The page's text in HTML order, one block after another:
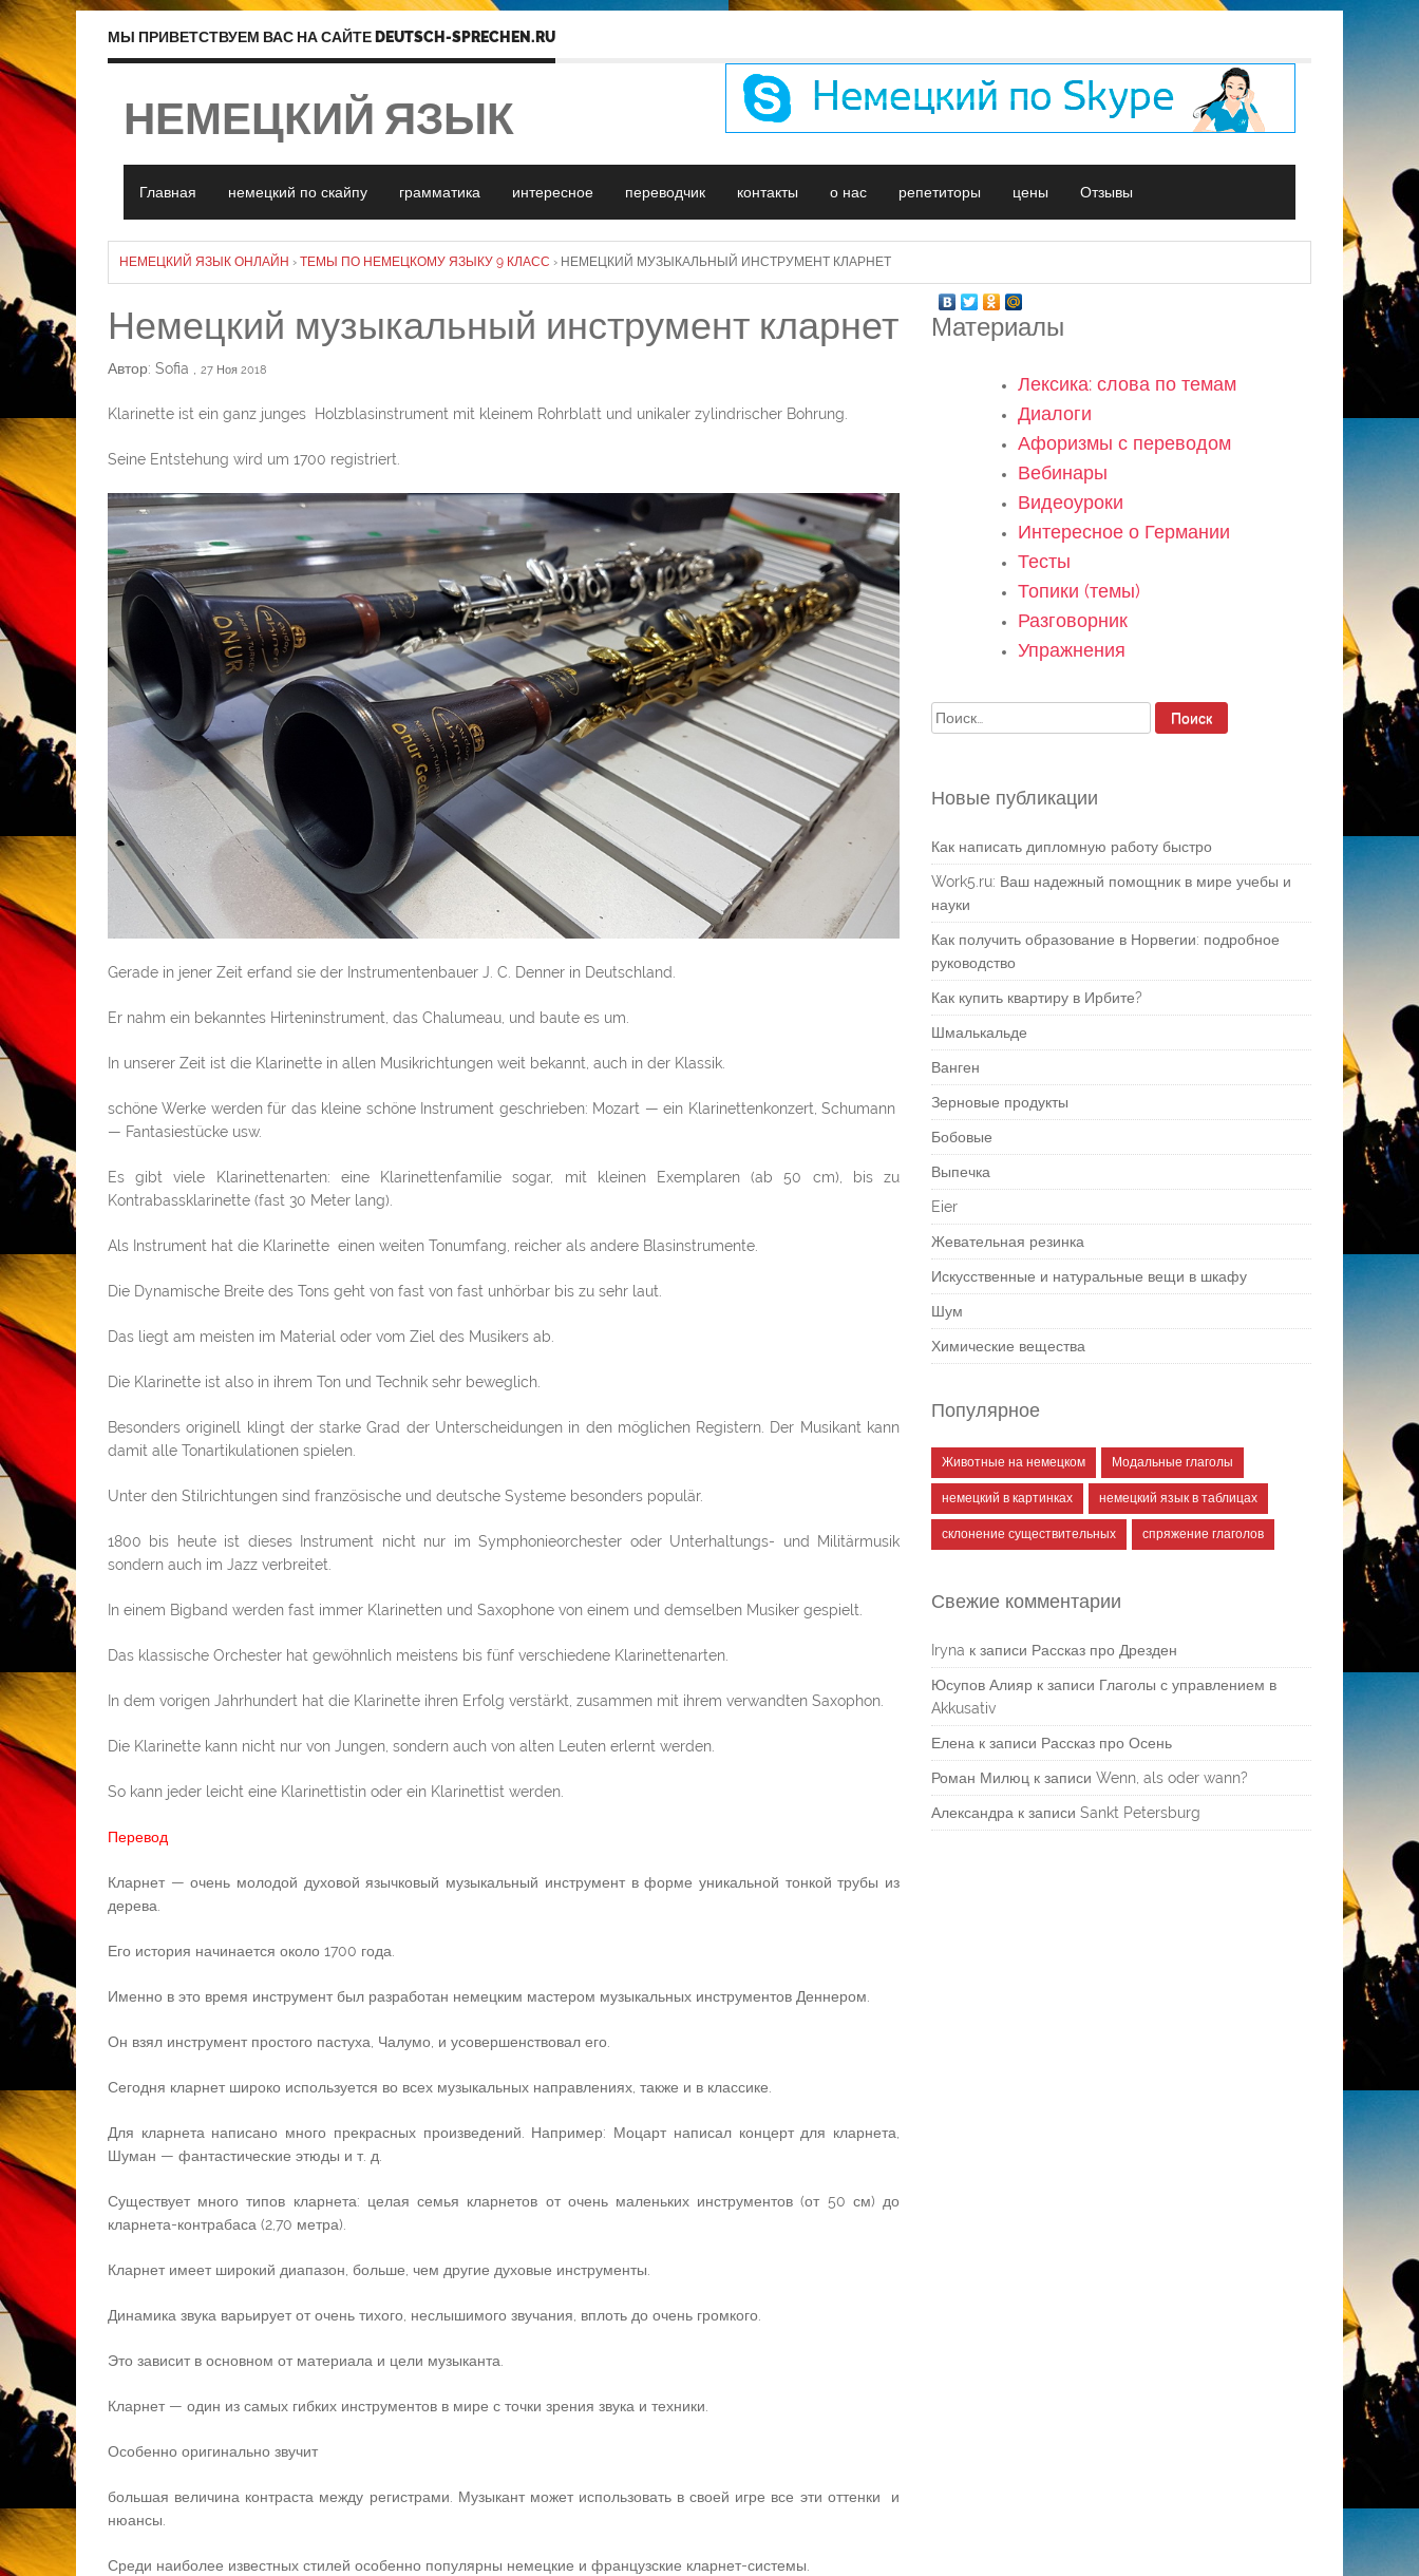
МЫ ПРИВЕТСТВУЕМ ВАС НА САЙТЕ DEUTSCH-SPRECHEN.RU
НЕМЕЦКИЙ ЯЗЫК
Главная немецкий по скайпу грамматика интересное переводчик контакты о нас репетиторы цены Отзывы
НЕМЕЦКИЙ ЯЗЫК ОНЛАЙН › ТЕМЫ ПО НЕМЕЦКОМУ ЯЗЫКУ 9 КЛАСС › НЕМЕЦКИЙ МУЗЫКАЛЬНЫЙ ИНСТРУМЕНТ КЛАРНЕТ
Немецкий музыкальный инструмент кларнет
Автор: Sofia 27 Ноя 2018
Klarinette ist ein ganz junges Holzblasinstrument mit kleinem Rohrblatt und unikaler zylindrischer Bohrung.
Seine Entstehung wird um 1700 registriert.
Gerade in jener Zeit erfand sie der Instrumentenbauer J. C. Denner in Deutschland.
Er nahm ein bekanntes Hirteninstrument, das Chalumeau, und baute es um.
In unserer Zeit ist die Klarinette in allen Musikrichtungen weit bekannt, auch in der Klassik.
schöne Werke werden für das kleine schöne Instrument geschrieben: Mozart — ein Klarinettenkonzert, Schumann
— Fantasiestücke usw.
Es gibt viele Klarinettenarten: eine Klarinettenfamilie sogar, mit kleinen Exemplaren (ab 50 cm), bis zu
Kontrabassklarinette (fast 30 Meter lang).
Als Instrument hat die Klarinette einen weiten Tonumfang, reicher als andere Blasinstrumente.
Die Dynamische Breite des Tons geht von fast von fast unhörbar bis zu sehr laut.
Das liegt am meisten im Material oder vom Ziel des Musikers ab.
Die Klarinette ist also in ihrem Ton und Technik sehr beweglich.
Besonders originell klingt der starke Grad der Unterscheidungen in den möglichen Registern. Der Musikant kann
damit alle Tonartikulationen spielen.
Unter den Stilrichtungen sind französische und deutsche Systeme besonders populär.
1800 bis heute ist dieses Instrument nicht nur im Symphonieorchester oder Unterhaltungs- und Militärmusik
sondern auch im Jazz verbreitet.
In einem Bigband werden fast immer Klarinetten und Saxophone von einem und demselben Musiker gespielt.
Das klassische Orchester hat gewöhnlich meistens bis fünf verschiedene Klarinettenarten.
In dem vorigen Jahrhundert hat die Klarinette ihren Erfolg verstärkt, zusammen mit ihrem verwandten Saxophon.
Die Klarinette kann nicht nur von Jungen, sondern auch von alten Leuten erlernt werden.
So kann jeder leicht eine Klarinettistin oder ein Klarinettist werden.
Перевод
Кларнет — очень молодой духовой язычковый музыкальный инструмент в форме уникальной тонкой трубы из
дерева.
Его история начинается около 1700 года.
Именно в это время инструмент был разработан немецким мастером музыкальных инструментов Деннером.
Он взял инструмент простого пастуха, Чалумо, и усовершенствовал его.
Сегодня кларнет широко используется во всех музыкальных направлениях, также и в классике.
Для кларнета написано много прекрасных произведений. Например: Моцарт написал концерт для кларнета,
Шуман — фантастические этюды и т. д.
Существует много типов кларнета: целая семья кларнетов от очень маленьких инструментов (от 50 см) до
кларнета-контрабаса (2,70 метра).
Кларнет имеет широкий диапазон, больше, чем другие духовые инструменты.
Динамика звука варьирует от очень тихого, неслышимого звучания, вплоть до очень громкого.
Это зависит в основном от материала и цели музыканта.
Кларнет — один из самых гибких инструментов в мире с точки зрения звука и техники.
Особенно оригинально звучит
большая величина контраста между регистрами. Музыкант может использовать в своей игре все эти оттенки и
нюансы.
Среди наиболее известных стилей особенно популярны немецкие и французские кларнет-системы.
Материалы
Лексика: слова по темам
Диалоги
Афоризмы с переводом
Вебинары
Видеоуроки
Интересное о Германии
Тесты
Топики (темы)
Разговорник
Упражнения
Найти:
Новые публикации
Как написать дипломную работу быстро
Work5.ru: Ваш надежный помощник в мире учебы и
науки
Как получить образование в Норвегии: подробное
руководство
Как купить квартиру в Ирбите?
Шмалькальде
Ванген
Зерновые продукты
Бобовые
Выпечка
Eier
Жевательная резинка
Искусственные и натуральные вещи в шкафу
Шум
Химические вещества
Популярное
Животные на немецком Модальные глаголы
немецкий в картинках немецкий язык в таблицах
склонение существительных спряжение глаголов
Свежие комментарии
Iryna к записи Рассказ про Дрезден
Юсупов Алияр к записи Глаголы с управлением в
Akkusativ
Елена к записи Рассказ про Осень
Роман Милюц к записи Wenn, als oder wann?
Александра к записи Sankt Petersburg